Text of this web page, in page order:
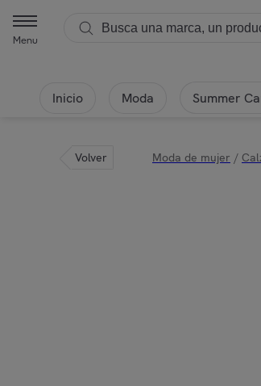
Menu
Inicio Moda Summer
Volver Moda de mujer /